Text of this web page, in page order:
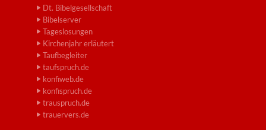
Dt. Bibelgesellschaft
Bibelserver
Tageslosungen
Kirchenjahr erläutert
Taufbegleiter
taufspruch.de
konfiweb.de
konfispruch.de
trauspruch.de
trauervers.de